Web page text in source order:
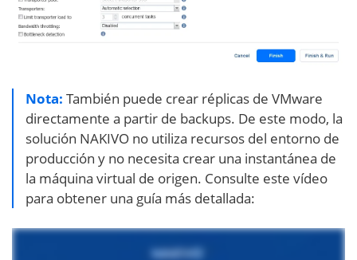
Nota: También puede crear réplicas de VMware
directamente a partir de backups. De este modo, la
solución NAKIVO no utiliza recursos del entorno de
producción y no necesita crear una instantánea de
la máquina virtual de origen. Consulte este vídeo
para obtener una guía más detallada: